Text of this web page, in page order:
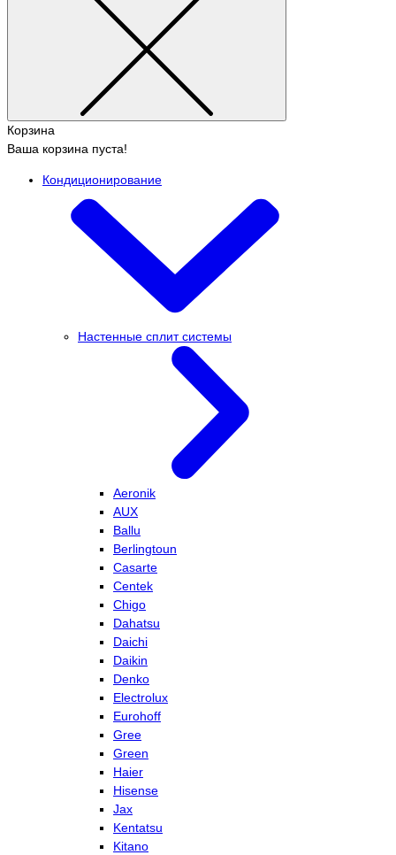
Корзина
Ваша корзина пуста!
Кондиционирование
Настенные сплит системы
Aeronik
AUX
Ballu
Berlingtoun
Casarte
Centek
Chigo
Dahatsu
Daichi
Daikin
Denko
Electrolux
Eurohoff
Gree
Green
Haier
Hisense
Jax
Kentatsu
Kitano